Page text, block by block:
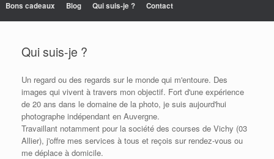
Bons cadeaux Blog Qui suis-je ? Contact
Qui suis-je ?
Un regard ou des regards sur le monde qui m'entoure. Des
images qui vivent à travers mon objectif. Fort d'une expérience
de 20 ans dans le domaine de la photo, je suis aujourd'hui
photographe indépendant en Auvergne.
Travaillant notamment pour la société des courses de Vichy (03
Allier), j'offre mes services à tous et reçois sur rendez-vous ou
me déplace à domicile.